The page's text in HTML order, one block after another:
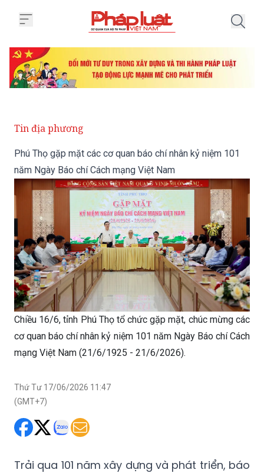
Tin địa phương
Phú Thọ gặp mặt các cơ quan báo chí nhân kỷ niệm 101
năm Ngày Báo chí Cách mạng Việt Nam
Chiều 16/6, tỉnh Phú Thọ tổ chức gặp mặt, chúc mừng các
cơ quan báo chí nhân kỷ niệm 101 năm Ngày Báo chí Cách
mạng Việt Nam (21/6/1925 - 21/6/2026).
Thứ Tư 17/06/2026 11:47
(GMT+7)
Trải qua 101 năm xây dựng và phát triển, báo